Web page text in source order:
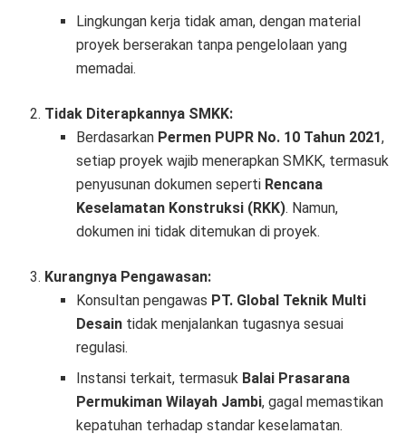
Lingkungan kerja tidak aman, dengan material
proyek berserakan tanpa pengelolaan yang
memadai.
Tidak Diterapkannya SMKK:
Berdasarkan Permen PUPR No. 10 Tahun 2021,
setiap proyek wajib menerapkan SMKK, termasuk
penyusunan dokumen seperti Rencana
Keselamatan Konstruksi (RKK). Namun,
dokumen ini tidak ditemukan di proyek.
Kurangnya Pengawasan:
Konsultan pengawas PT. Global Teknik Multi
Desaintidak menjalankan tugasnya sesuai
regulasi.
Instansi terkait, termasuk Balai Prasarana
Permukiman Wilayah Jambi, gagal memastikan
kepatuhan terhadap standar keselamatan.